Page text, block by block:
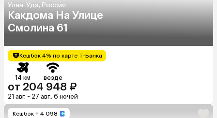
Улан-Удэ, Россия
Какдома На Улице
Смолина 61
Кешбэк 4% по карте Т-Банка
14 км везде
от 204 948 ₽
21 авг. - 27 авг., 6 ночей
Кешбэк + 4 098